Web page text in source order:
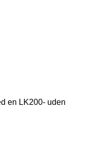
en LK200- uden